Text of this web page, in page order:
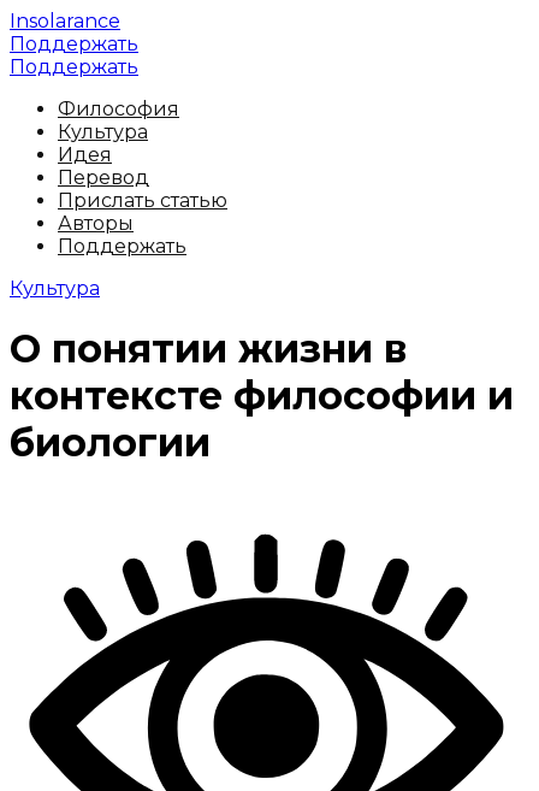
Insolarance
Поддержать
Поддержать
Философия
Культура
Идея
Перевод
Прислать статью
Авторы
Поддержать
Культура
О понятии жизни в
контексте философии и
биологии